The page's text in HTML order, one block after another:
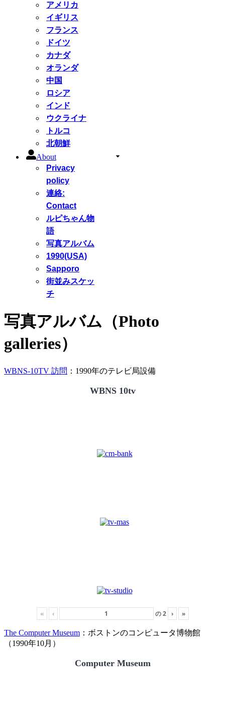
アメリカ
イギリス
フランス
ドイツ
カナダ
オランダ
中国
ロシア
インド
ウクライナ
トルコ
北朝鮮
About
Privacy
policy
連絡:
Contact
ルピちゃん物
語
写真アルバム
1990(USA)
Sapporo
街並みスケッ
チ
写真アルバム（Photo
galleries）
WBNS-10TV 訪問 ：1990年のテレビ局設備
WBNS 10tv
« ‹ の2 › »
The Computer Museum ：ボストンのコンピュータ博物館
（1990年10月）
Computer Museum